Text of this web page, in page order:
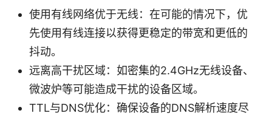
使用有线网络优于无线：在可能的情况下，优
先使用有线连接以获得更稳定的带宽和更低的
抖动。
远离高干扰区域：如密集的2.4GHz无线设备、
微波炉等可能造成干扰的设备区域。
TTL与DNS优化：确保设备的DNS解析速度尽